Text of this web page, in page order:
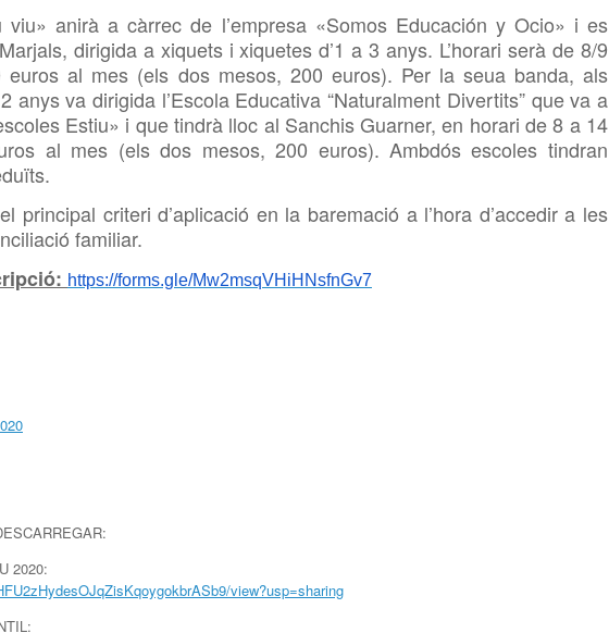
viu» anirà a càrrec de l’empresa «Somos Educación y Ocio» i es
dirigida a xiquets i xiquetes d’1 a 3 anys. L’horari serà de 8/9
al mes (els dos mesos, 200 euros). Per la seua banda, als
anys va dirigida l’Escola Educativa “Naturalment Divertits” que va a
Estiu» i que tindrà lloc al Sanchis Guarner, en horari de 8 a 14
al mes (els dos mesos, 200 euros). Ambdós escoles tindran
principal criteri d’aplicació en la baremació a l’hora d’accedir a les
familiar.
https://forms.gle/Mw2msqVHiHNsfnGv7
2020:
view?usp=sharing